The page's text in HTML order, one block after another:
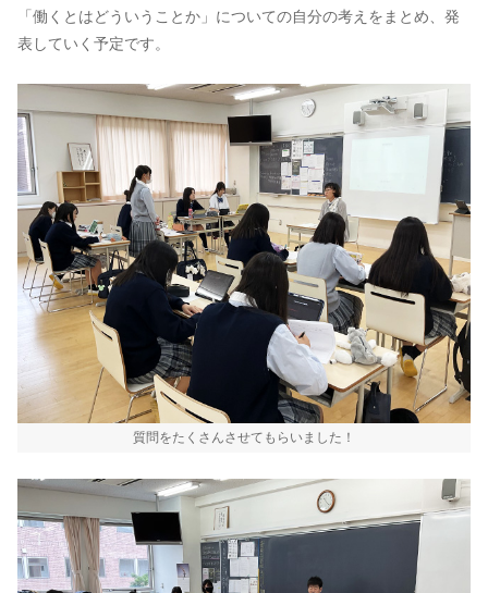
「働くとはどういうことか」についての自分の考えをまとめ、発
表していく予定です。
質問をたくさんさせてもらいました！